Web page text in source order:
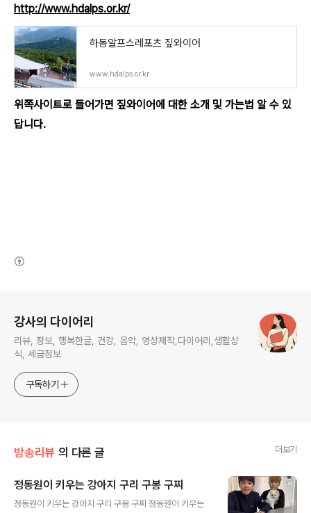
http://www.hdalps.or.kr/
하동알프스레포츠 짚와이어
www.hdalps.or.kr
위쪽사이트로 들어가면 짚와이어에 대한 소개 및 가는법 알 수 있
답니다.
강사의 다이어리
리뷰, 정보, 행복한글, 건강, 음악, 영상제작,다이어리,생활상
식, 세금정보
구독하기
방송리뷰 의 다른 글 더보기
정동원이 키우는 강아지 구리 구봉 구찌
정동원이 키우는 강아지 구리 구봉 구찌 정동원이 키우는